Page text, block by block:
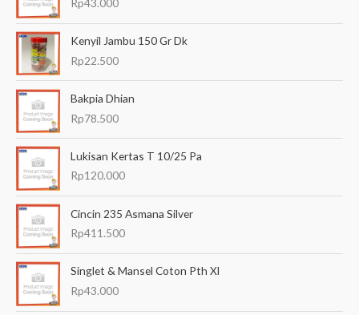
a
u
n
u
Rp43.000
Kenyil Jambu 150 Gr Dk
Rp22.500
Bakpia Dhian
Rp78.500
Lukisan Kertas T 10/25 Pa
Rp120.000
Cincin 235 Asmana Silver
Rp411.500
Singlet & Mansel Coton Pth Xl
Rp43.000